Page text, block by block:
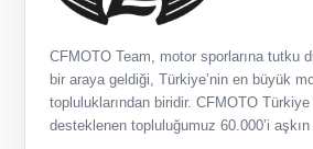
CFMOTO Team, motor sporlarına tutku
bir araya geldiği, Türkiye’nin en büyük
topluluklarından biridir. CFMOTO
desteklenen topluluğumuz 60.000’i